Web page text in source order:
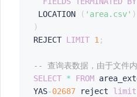
LOCATION
( 'area.csv' )
)
REJECT LIMIT 1;
-- 查询表数据，由于文件
SELECT * FROM
YAS-02687 reject limit